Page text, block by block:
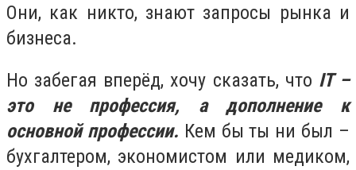
Они, как никто, знают запросы рынка и
бизнеса.
Но забегая вперёд, хочу сказать, что IT –
это не профессия, а дополнение к
основной профессии. Кем бы ты ни был –
бухгалтером, экономистом или медиком,